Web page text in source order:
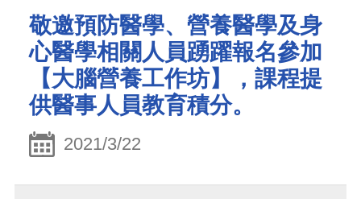
敬邀預防醫學、營養醫學及身
心醫學相關人員踴躍報名參加
【大腦營養工作坊】，課程提
供醫事人員教育積分。
2021/3/22